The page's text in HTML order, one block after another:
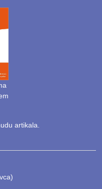
artikala.